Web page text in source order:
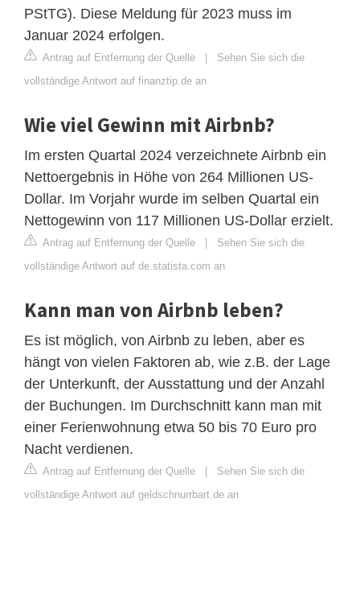
PStTG). Diese Meldung für 2023 muss im
Januar 2024 erfolgen.
Antrag auf Entfernung der Quelle | Sehen Sie sich die
vollständige Antwort auf finanztip.de an
Wie viel Gewinn mit Airbnb?
Im ersten Quartal 2024 verzeichnete Airbnb ein
Nettoergebnis in Höhe von 264 Millionen US-
Dollar. Im Vorjahr wurde im selben Quartal ein
Nettogewinn von 117 Millionen US-Dollar erzielt.
Antrag auf Entfernung der Quelle | Sehen Sie sich die
vollständige Antwort auf de.statista.com an
Kann man von Airbnb leben?
Es ist möglich, von Airbnb zu leben, aber es
hängt von vielen Faktoren ab, wie z.B. der Lage
der Unterkunft, der Ausstattung und der Anzahl
der Buchungen. Im Durchschnitt kann man mit
einer Ferienwohnung etwa 50 bis 70 Euro pro
Nacht verdienen.
Antrag auf Entfernung der Quelle | Sehen Sie sich die
vollständige Antwort auf geldschnurrbart.de an